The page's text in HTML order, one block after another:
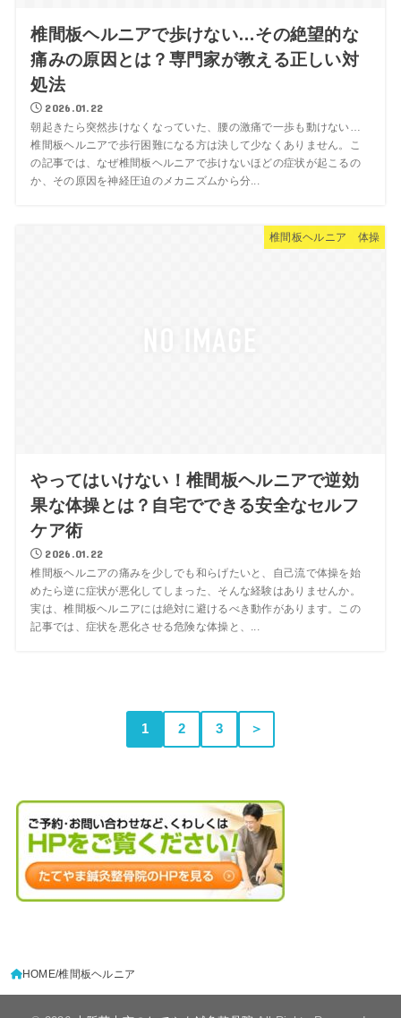
椎間板ヘルニアで歩けない…その絶望的な
痛みの原因とは？専門家が教える正しい対
処法
2026.01.22
朝起きたら突然歩けなくなっていた、腰の激痛で一歩も動けない…
椎間板ヘルニアで歩行困難になる方は決して少なくありません。こ
の記事では、なぜ椎間板ヘルニアで歩けないほどの症状が起こるの
か、その原因を神経圧迫のメカニズムから分...
椎間板ヘルニア 体操
やってはいけない！椎間板ヘルニアで逆効
果な体操とは？自宅でできる安全なセルフ
ケア術
2026.01.22
椎間板ヘルニアの痛みを少しでも和らげたいと、自己流で体操を始
めたら逆に症状が悪化してしまった、そんな経験はありませんか。
実は、椎間板ヘルニアには絶対に避けるべき動作があります。この
記事では、症状を悪化させる危険な体操と、...
1 2 3 ＞
HOME 椎間板ヘルニア